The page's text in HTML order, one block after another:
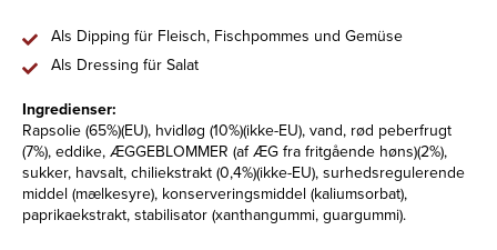
Als Dipping für Fleisch, Fischpommes und Gemüse
Als Dressing für Salat
Ingredienser:
Rapsolie (65%)(EU), hvidløg (10%)(ikke-EU), vand, rød peberfrugt
(7%), eddike, ÆGGEBLOMMER (af ÆG fra fritgående høns)(2%),
sukker, havsalt, chiliekstrakt (0,4%)(ikke-EU), surhedsregulerende
middel (mælkesyre), konserveringsmiddel (kaliumsorbat),
paprikaekstrakt, stabilisator (xanthangummi, guargummi).